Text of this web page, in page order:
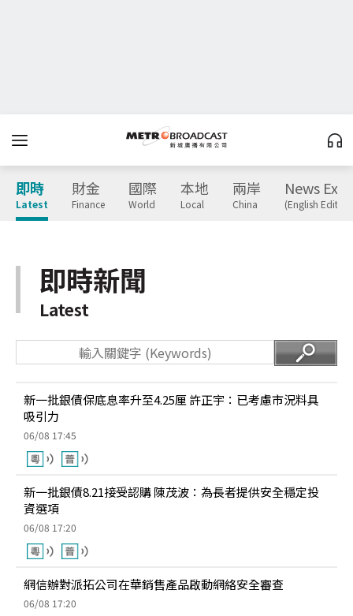
即時
Latest
財金
Finance
國際
World
本地
Local
兩岸
China
News
(English
即時新聞
Latest
新一批銀債保底息率升至4.25厘 許正宇：已考慮市況料具
吸引力
06/08 17:45
新一批銀債8.21接受認購 陳茂波：為長者提供安全穩定投
資選項
06/08 17:20
網信辦對派拓公司在華銷售產品啟動網絡安全審查
06/08 17:20